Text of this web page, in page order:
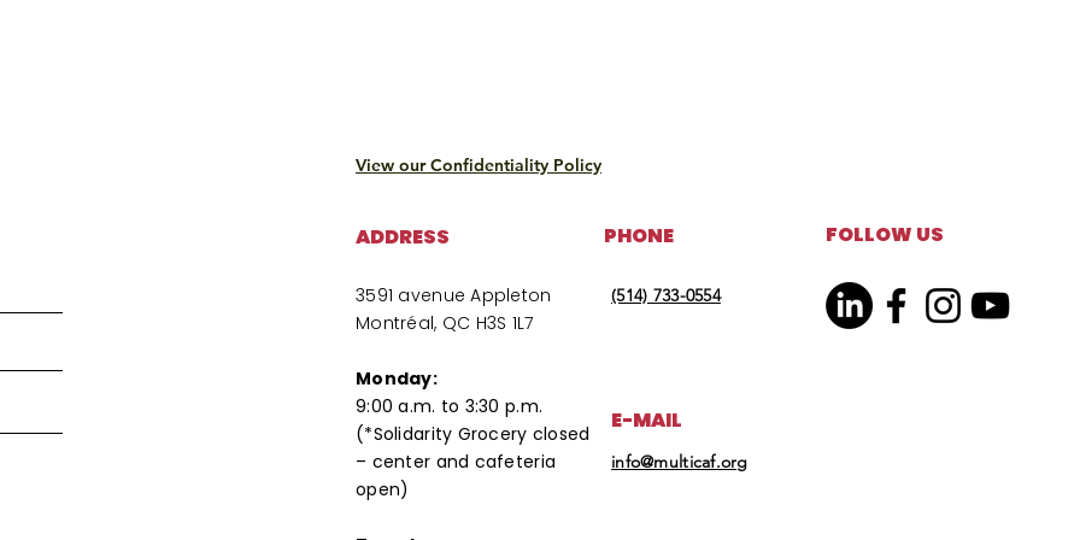
View our Confidentiality Policy
ADDRESS
3591 avenue Appleton
Montréal, QC H3S 1L7
Monday:
9:00 a.m. to 3:30 p.m.
(*Solidarity Grocery closed
– center and cafeteria
open)​
PHONE
(514) 733-0554
E-MAIL
info@multicaf.org
FOLLOW US